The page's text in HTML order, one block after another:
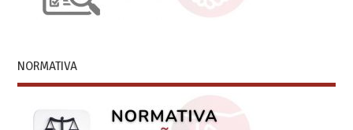
NORMATIVA